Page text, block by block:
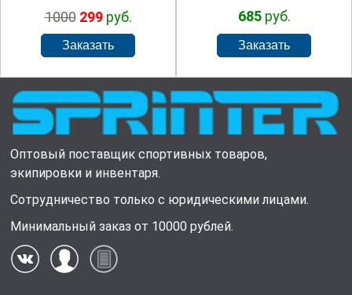
1000 299руб. 685руб.
Оптовый поставщик спортивных товаров,
экипировки и инвентаря.
Сотрудничество только с юридическими лицами.
Минимальный заказ от 10000 рублей.